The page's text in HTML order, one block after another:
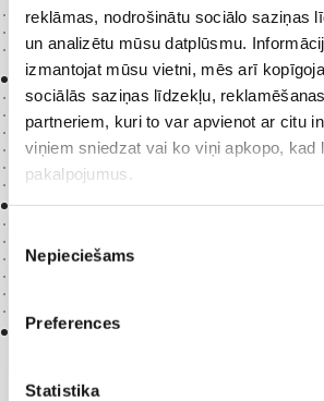
reklāmas, nodrošinātu sociālo saziņas
un analizētu mūsu datplūsmu.
izmantojat mūsu vietni, mēs arī
sociālās saziņas līdzekļu,
partneriem, kuri to var apvienot ar citu
viņiem sniedzat vai ko viņi apkopo, kad
pakalpojumus.
izvēle
Nepieciešams
Preferences
Statistika
1999 -
2011
Bērnu klīniskās
medicīnas sabiedrība
Latvijas infektoloģijas centrā
1992 -